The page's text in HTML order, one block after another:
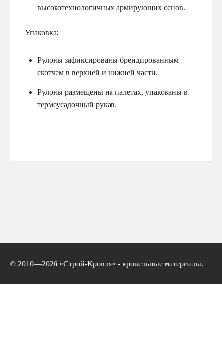
высокотехнологичных армирующих основ.
Упаковка:
Рулоны зафиксированы брендированным
скотчем в верхней и нижней части.
Рулоны размещены на палетах, упакованы в
термоусадочный рукав.
© 2010—2026 «Строй-Кровля» - кровельные материалы.